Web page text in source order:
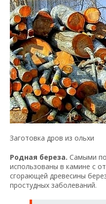
Заготовка дров из ольхи
Родная береза. Самыми
использованы в камине с
сгорающей древесины
простудных заболеваний.